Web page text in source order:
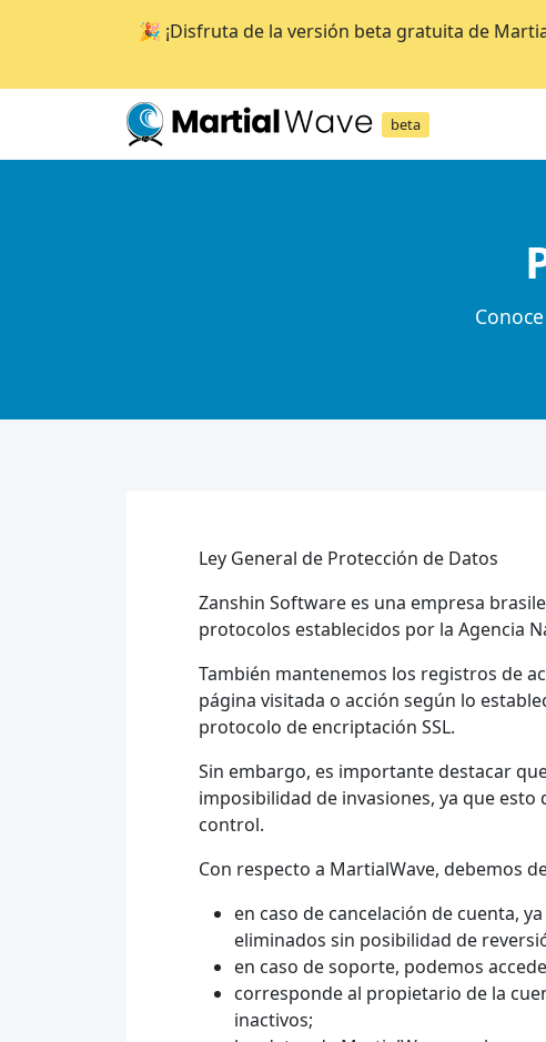
🎉 ¡Disfruta de la versión beta gratuita de
beta
Ley General de Protección de Datos
Zanshin Software es una empresa
protocolos establecidos por la Agencia
También mantenemos los registros de
página visitada o acción según lo
protocolo de encriptación SSL.
Sin embargo, es importante destacar
imposibilidad de invasiones, ya que
control.
Con respecto a MartialWave, debemos
en caso de cancelación de cuenta,
eliminados sin posibilidad de
en caso de soporte, podemos
corresponde al propietario de la
inactivos;